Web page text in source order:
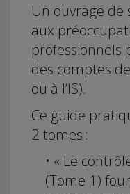
Un ouvrage de
aux
professionnels
des comptes
ou à l’IS).
Ce guide
2 tomes :
• « Le
(Tome 1)